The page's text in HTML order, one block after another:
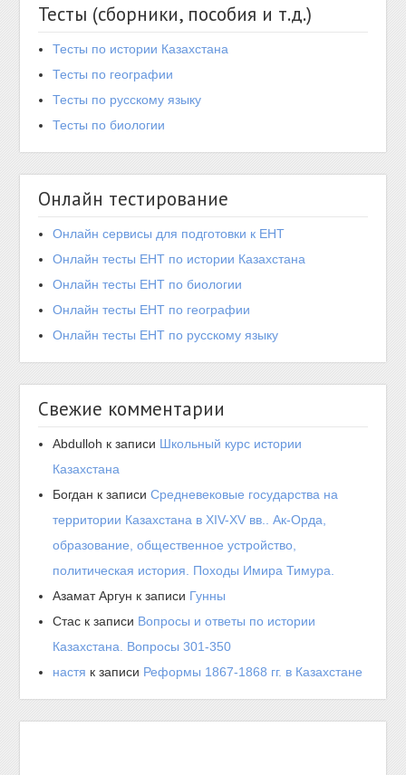
Тесты (сборники, пособия и т.д.)
Тесты по истории Казахстана
Тесты по географии
Тесты по русскому языку
Тесты по биологии
Онлайн тестирование
Онлайн сервисы для подготовки к ЕНТ
Онлайн тесты ЕНТ по истории Казахстана
Онлайн тесты ЕНТ по биологии
Онлайн тесты ЕНТ по географии
Онлайн тесты ЕНТ по русскому языку
Свежие комментарии
Abdulloh к записи Школьный курс истории
Казахстана
Богдан к записиСредневековые государства на
территории Казахстана в XIV-XV вв.. Ак-Орда,
образование, общественное устройство,
политическая история. Походы Имира Тимура.
Азамат Аргун к записи Гунны
Стас к записи Вопросы и ответы по истории
Казахстана. Вопросы 301-350
настя к записи Реформы 1867-1868 гг. в Казахстане